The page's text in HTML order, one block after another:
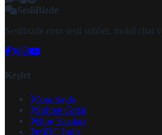
SesliBizde
Seslibizde.com sesli sohbet, mobil chat
Keşfet
Ana Sayfa
Sohbet Girişi
Blog Yazıları
mIRC İndir